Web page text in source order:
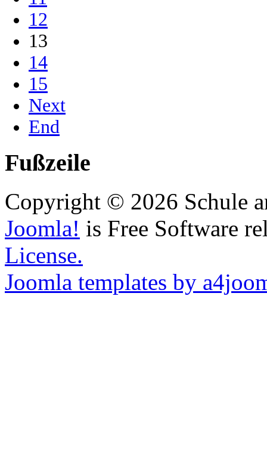
12
13
14
15
Next
End
Fußzeile
Copyright © 2026 Schule
Joomla! is Free Software
License.
Joomla templates by